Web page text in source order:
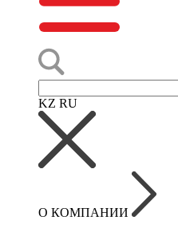
KZ RU
О КОМПАНИИ